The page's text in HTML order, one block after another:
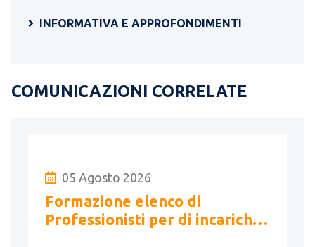
INFORMATIVA E APPROFONDIMENTI
COMUNICAZIONI CORRELATE
05 Agosto 2026
Formazione elenco di
Professionisti per di incarichi